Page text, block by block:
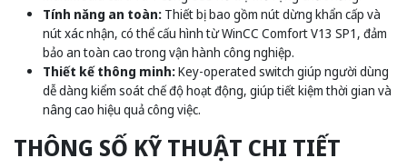
Tính năng an toàn: Thiết bị bao gồm nút dừng khẩn cấp và
nút xác nhận, có thể cấu hình từ WinCC Comfort V13 SP1, đảm
bảo an toàn cao trong vận hành công nghiệp.
Thiết kế thông minh:Key-operated switch giúp người dùng
dễ dàng kiểm soát chế độ hoạt động, giúp tiết kiệm thời gian và
nâng cao hiệu quả công việc.
THÔNG SỐ KỸ THUẬT CHI TIẾT